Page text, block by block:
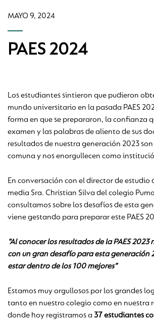
MAYO 9, 2024
PAES 2024
Los estudiantes sintieron que pudieron
mundo universitario en la pasada PAES
forma en que se prepararon, la confianza
examen y las palabras de aliento de sus
resultados de nuestra generación 2023
comuna y nos enorgullecen como
En conversación con el director de estudio
media Sra. Christian Silva del colegio
consultamos sobre los desafíos de esta
viene gestando para preparar este PAES
“Al conocer los resultados de la PAES
con un gran desafío para esta generación
estar dentro de los 100 mejores”
Estamos muy orgullosos por los grandes
tanto en nuestro colegio como en nuestra
donde hoy registramos a 37 estudiantes